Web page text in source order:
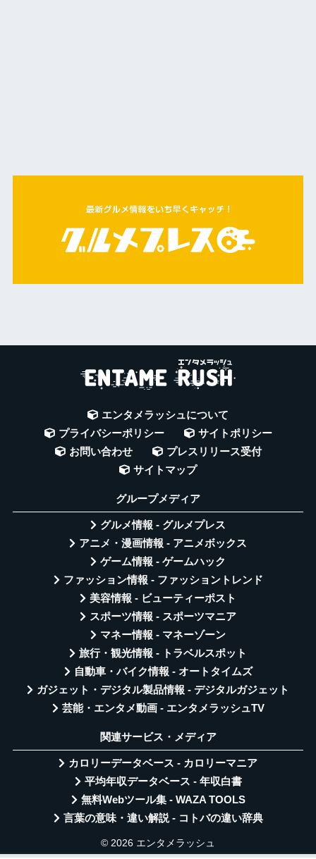
エンタメラッシュについて
プライバシーポリシー
サイトポリシー
お問い合わせ
プレスリリース受付
サイトマップ
グループメディア
グルメ情報 - グルメプレス
アニメ・漫画情報 - アニメボックス
ゲーム情報 - ゲームハック
ファッション情報 - ファッショントレンド
美容情報 - ビューティーポスト
スポーツ情報 - スポーツマニア
マネー情報 - マネーゾーン
旅行・観光情報 - トラベルスポット
自動車・バイク情報 - オートタイムズ
ガジェット・デジタル製品情報 - デジタルガジェット
芸能・エンタメ動画 - エンタメラッシュTV
関連サービス・メディア
カロリーデータベース - カロリーマニア
平均年収データベース - 年収白書
無料Webツール集 - WAZA TOOLS
言葉の意味・違い解説 - コトバの違い辞典
© 2026 エンタメラッシュ